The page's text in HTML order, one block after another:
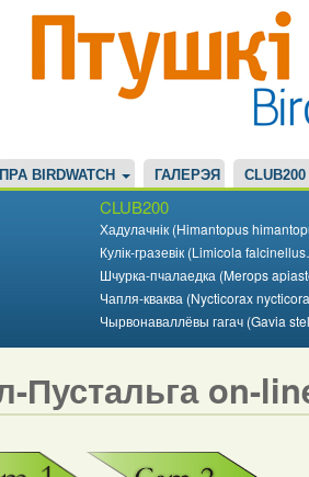
ПРА BIRDWATCH ГАЛЕРЭЯ CLUB200
CLUB200
Хадулачнік (Himantopus
Кулік-гразевік (Limicola
Шчурка-пчалаедка (Merops
Чапля-кваква (Nycticorax
Чырвонаваллёвы гагач (Gavia
Пустальга on-